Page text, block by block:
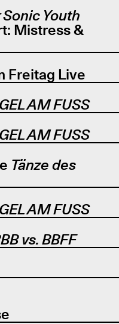
Youth
Mistress &
Freitag Live
AM FUSS
AM FUSS
Tänze des
AM FUSS
vs. BBFF